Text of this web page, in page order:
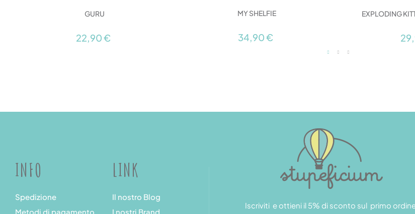
GURU
22,90 €
MY SHELFIE
34,90 €
EXPLODING
INFO
Spedizione
Metodi di pagamento
LINK
Il nostro Blog
I nostri Brand
Iscriviti e ottieni il 5% di sconto sul primo